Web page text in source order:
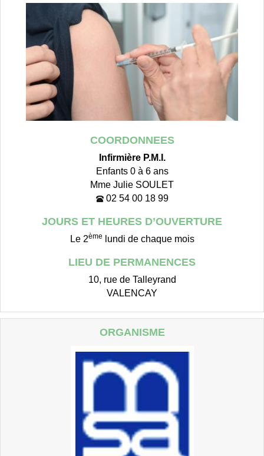
COORDONNEES
Infirmière P.M.I.
Enfants 0 à 6 ans
Mme Julie SOULET
02 54 00 18 99
JOURS ET HEURES D’OUVERTURE
Le 2ème lundi de chaque mois
LIEU DE PERMANENCES
10, rue de Talleyrand
VALENCAY
ORGANISME